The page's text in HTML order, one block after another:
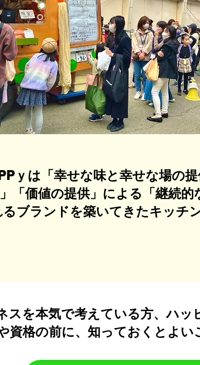
ｙは「幸せな味と幸せな場の
「価値の提供」による「継続的
ブランドを築いてきたキッチ
スを本気で考えている方、ハッ
資格の前に、知っておくとよい